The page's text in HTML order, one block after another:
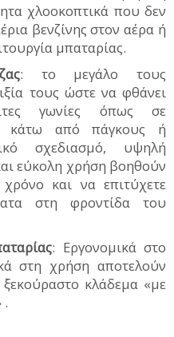
χλοοκοπτικά που δεν
βενζίνης στον αέρα ή
μπαταρίας.
: το μεγάλο τους
τους ώστε να φθάνει
γωνίες όπως σε
κάτω από πάγκους ή
σχεδιασμό, υψηλή
εύκολη χρήση βοηθούν
και να επιτύχετε
στη φροντίδα του
: Εργονομικά στο
στη χρήση αποτελούν
κλάδεμα «με
.